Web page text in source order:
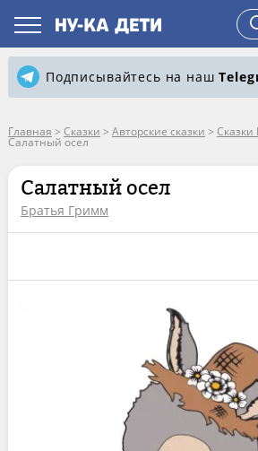
Подписывайтесь на наш
Главная > Сказки > Авторские сказки > Сказки
Салатный осел
Салатный осел
Братья Гримм